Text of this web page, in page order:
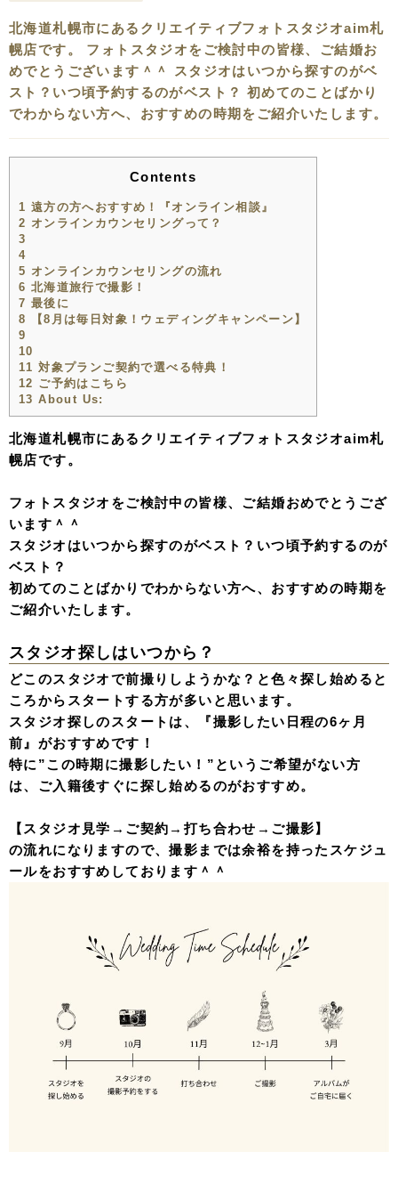
北海道札幌市にあるクリエイティブフォトスタジオaim札
幌店です。 フォトスタジオをご検討中の皆様、ご結婚お
めでとうございます＾＾ スタジオはいつから探すのがベ
スト？いつ頃予約するのがベスト？ 初めてのことばかり
でわからない方へ、おすすめの時期をご紹介いたします。
Contents
1 遠方の方へおすすめ！『オンライン相談』
2 オンラインカウンセリングって？
3
4
5 オンラインカウンセリングの流れ
6 北海道旅行で撮影！
7 最後に
8 【8月は毎日対象！ウェディングキャンペーン】
9
10
11 対象プランご契約で選べる特典！
12 ご予約はこちら
13 About Us:
北海道札幌市にあるクリエイティブフォトスタジオaim札
幌店です。
フォトスタジオをご検討中の皆様、ご結婚おめでとうござ
います＾＾
スタジオはいつから探すのがベスト？いつ頃予約するのが
ベスト？
初めてのことばかりでわからない方へ、おすすめの時期を
ご紹介いたします。
スタジオ探しはいつから？
どこのスタジオで前撮りしようかな？と色々探し始めると
ころからスタートする方が多いと思います。
スタジオ探しのスタートは、『撮影したい日程の6ヶ月
前』がおすすめです！
特に”この時期に撮影したい！”というご希望がない方
は、ご入籍後すぐに探し始めるのがおすすめ。
【スタジオ見学→ご契約→打ち合わせ→ご撮影】
の流れになりますので、撮影までは余裕を持ったスケジュ
ールをおすすめしております＾＾